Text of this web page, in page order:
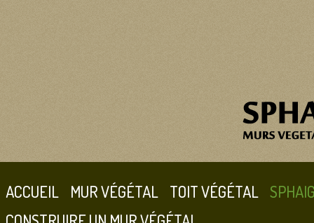
ACCUEIL MUR VÉGÉTAL TOIT VÉGÉTAL